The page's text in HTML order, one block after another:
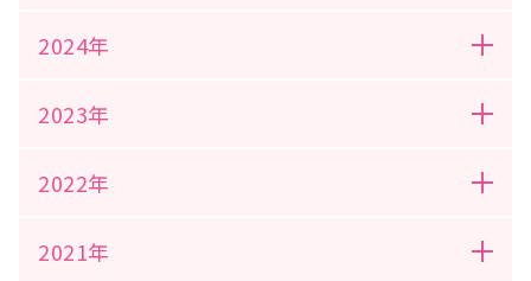
2024年
2023年
2022年
2021年